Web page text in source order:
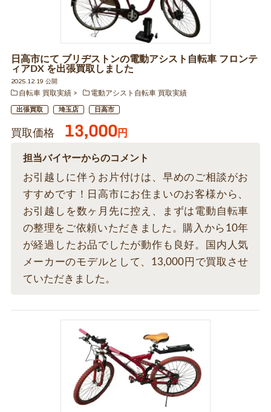
日高市にて ブリヂストンの電動アシスト自転車 フロンテ
ィアDX を出張買取しました
2025.12.19 公開
自転車 買取実績
電動アシスト自転車 買取実績
出張買取 埼玉店 日高市
買取価格 13,000円
担当バイヤーからのコメント
お引越しに伴うお片付けは、早めのご相談がお
すすめです！日高市にお住まいのお客様から、
お引越しを数ヶ月先に控え、まずは電動自転車
の整理をご依頼いただきました。購入から10年
が経過したお品でしたが動作も良好。国内人気
メーカーのモデルとして、13,000円で買取させ
ていただきました。